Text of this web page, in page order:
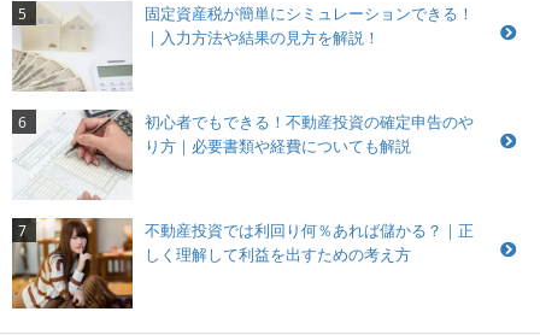
5
固定資産税が簡単にシミュレーションできる！
｜入力方法や結果の見方を解説！
6
初心者でもできる！不動産投資の確定申告のや
り方｜必要書類や経費についても解説
7
不動産投資では利回り何％あれば儲かる？｜正
しく理解して利益を出すための考え方